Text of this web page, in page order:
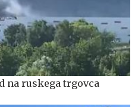
na ruskega trgovca